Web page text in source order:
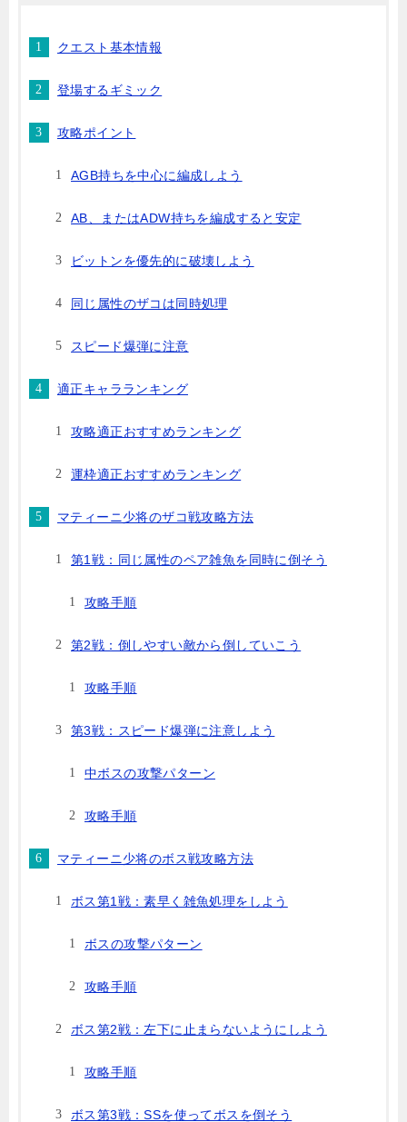
クエスト基本情報
登場するギミック
攻略ポイント
AGB持ちを中心に編成しよう
AB、またはADW持ちを編成すると安定
ビットンを優先的に破壊しよう
同じ属性のザコは同時処理
スピード爆弾に注意
適正キャラランキング
攻略適正おすすめランキング
運枠適正おすすめランキング
マティーニ少将のザコ戦攻略方法
第1戦：同じ属性のペア雑魚を同時に倒そう
攻略手順
第2戦：倒しやすい敵から倒していこう
攻略手順
第3戦：スピード爆弾に注意しよう
中ボスの攻撃パターン
攻略手順
マティーニ少将のボス戦攻略方法
ボス第1戦：素早く雑魚処理をしよう
ボスの攻撃パターン
攻略手順
ボス第2戦：左下に止まらないようにしよう
攻略手順
ボス第3戦：SSを使ってボスを倒そう